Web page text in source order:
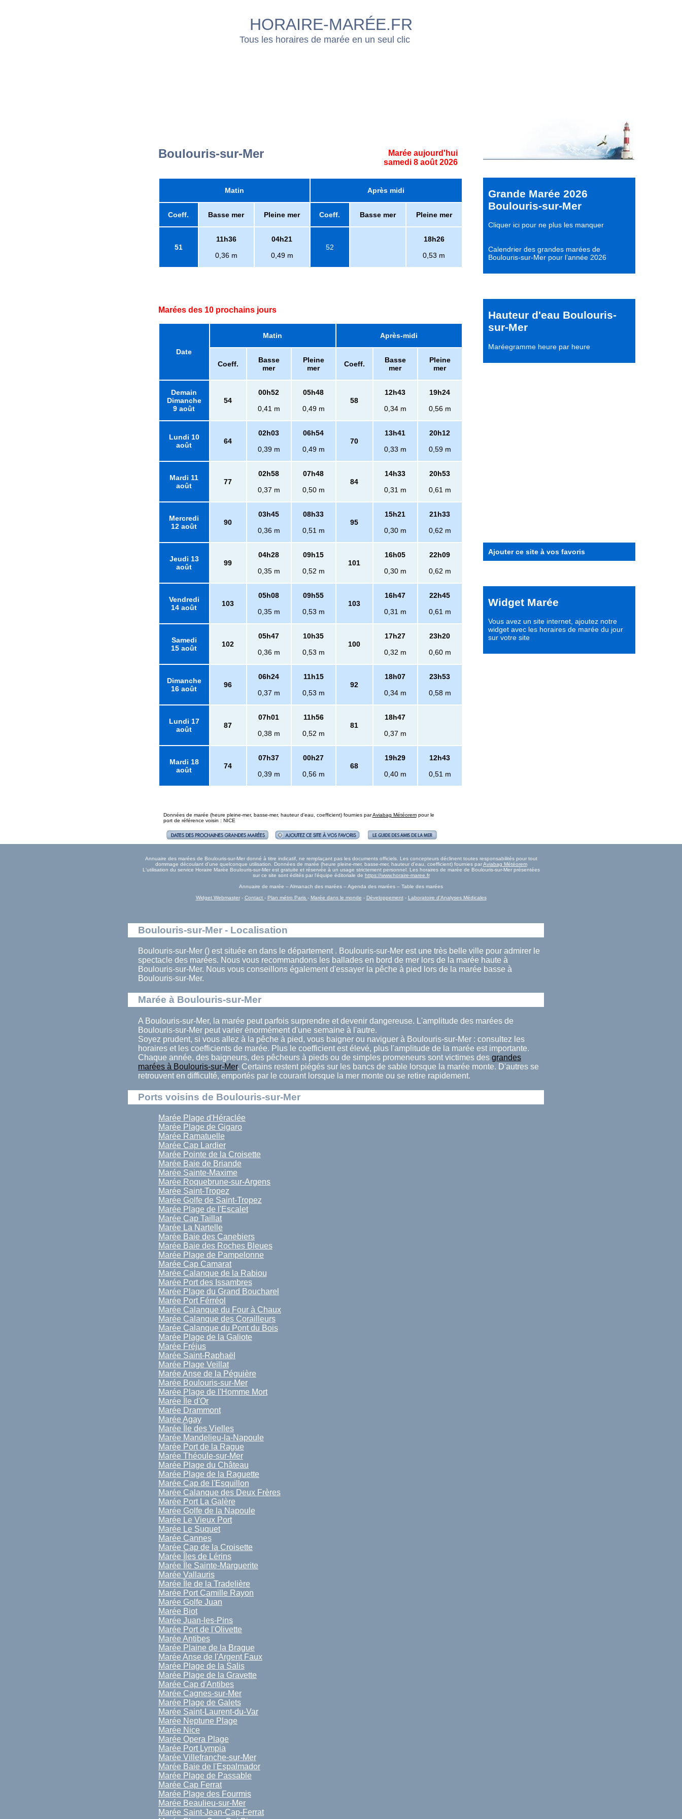
HORAIRE-MARÉE.FR
Tous les horaires de marée en un seul clic
Boulouris-sur-Mer
Marée aujourd'hui
samedi 8 août 2026
Matin Après midi
Coeff. Basse mer Pleine mer Coeff. Basse mer Pleine mer
51
11h36
0,36 m
04h21
0,49 m
52
18h26
0,53 m
Marées des 10 prochains jours
Date
Matin Après-midi
Coeff.
Basse
mer
Pleine
mer
Coeff.
Basse
mer
Pleine
mer
Demain
Dimanche
9 août
54
00h52
0,41 m
05h48
0,49 m
58
12h43
0,34 m
19h24
0,56 m
Lundi 10
août
64
02h03
0,39 m
06h54
0,49 m
70
13h41
0,33 m
20h12
0,59 m
Mardi 11
août
77
02h58
0,37 m
07h48
0,50 m
84
14h33
0,31 m
20h53
0,61 m
Mercredi
12 août
90
03h45
0,36 m
08h33
0,51 m
95
15h21
0,30 m
21h33
0,62 m
Jeudi 13
août
99
04h28
0,35 m
09h15
0,52 m
101
16h05
0,30 m
22h09
0,62 m
Vendredi
14 août
103
05h08
0,35 m
09h55
0,53 m
103
16h47
0,31 m
22h45
0,61 m
Samedi
15 août
102
05h47
0,36 m
10h35
0,53 m
100
17h27
0,32 m
23h20
0,60 m
Dimanche
16 août
96
06h24
0,37 m
11h15
0,53 m
92
18h07
0,34 m
23h53
0,58 m
Lundi 17
août
87
07h01
0,38 m
11h56
0,52 m
81
18h47
0,37 m
Mardi 18
août
74
07h37
0,39 m
00h27
0,56 m
68
19h29
0,40 m
12h43
0,51 m
Données de marée (heure pleine-mer, basse-mer, hauteur d'eau, coefficient) fournies parAviabag Météorempour le
port de référence voisin : NICE
Grande Marée 2026
Boulouris-sur-Mer
Cliquer ici pour ne plus les manquer
Calendrier des grandes marées de
Boulouris-sur-Mer pour l’année 2026
Hauteur d'eau Boulouris-
sur-Mer
Maréegramme heure par heure
Ajouter ce site à vos favoris
Widget Marée
Vous avez un site internet, ajoutez notre
widget avec les horaires de marée du jour
sur votre site
Annuaire des marées de Boulouris-sur-Mer donné à titre indicatif, ne remplaçant pas les documents officiels. Les concepteurs déclinent toutes responsabilités pour tout
dommage découlant d'une quelconque utilisation. Données de marée (heure pleine-mer, basse-mer, hauteur d'eau, coefficient) fournies parAviabag Météorem
L'utilisation du service Horaire Marée Boulouris-sur-Mer est gratuite et réservée à un usage strictement personnel. Les horaires de marée de Boulouris-sur-Mer présentées
sur ce site sont édités par l'équipe éditoriale de https://www.horaire-maree.fr
Annuaire de marée – Almanach des marées – Agenda des marées – Table des marées
Widget Webmaster- Contact - Plan métro Paris - Marée dans le monde - Développement- Laboratoire d'Analyses Médicales
Boulouris-sur-Mer - Localisation
Boulouris-sur-Mer () est située en dans le département . Boulouris-sur-Mer est une très belle ville pour admirer le
spectacle des marées. Nous vous recommandons les ballades en bord de mer lors de la marée haute à
Boulouris-sur-Mer. Nous vous conseillons également d'essayer la pêche à pied lors de la marée basse à
Boulouris-sur-Mer.
Marée à Boulouris-sur-Mer
A Boulouris-sur-Mer, la marée peut parfois surprendre et devenir dangereuse. L'amplitude des marées de
Boulouris-sur-Mer peut varier énormément d'une semaine à l'autre.
Soyez prudent, si vous allez à la pêche à pied, vous baigner ou naviguer à Boulouris-sur-Mer : consultez les
horaires et les coefficients de marée. Plus le coefficient est élevé, plus l'amplitude de la marée est importante.
Chaque année, des baigneurs, des pêcheurs à pieds ou de simples promeneurs sont victimes des grandes
marées à Boulouris-sur-Mer. Certains restent piégés sur les bancs de sable lorsque la marée monte. D'autres se
retrouvent en difficulté, emportés par le courant lorsque la mer monte ou se retire rapidement.
Ports voisins de Boulouris-sur-Mer
Marée Plage d'Héraclée
Marée Plage de Gigaro
Marée Ramatuelle
Marée Cap Lardier
Marée Pointe de la Croisette
Marée Baie de Briande
Marée Sainte-Maxime
Marée Roquebrune-sur-Argens
Marée Saint-Tropez
Marée Golfe de Saint-Tropez
Marée Plage de l'Escalet
Marée Cap Taillat
Marée La Nartelle
Marée Baie des Canebiers
Marée Baie des Roches Bleues
Marée Plage de Pampelonne
Marée Cap Camarat
Marée Calanque de la Rabiou
Marée Port des Issambres
Marée Plage du Grand Boucharel
Marée Port Férréol
Marée Calanque du Four à Chaux
Marée Calanque des Corailleurs
Marée Calanque du Pont du Bois
Marée Plage de la Galiote
Marée Fréjus
Marée Saint-Raphaël
Marée Plage Veillat
Marée Anse de la Péguière
Marée Boulouris-sur-Mer
Marée Plage de l'Homme Mort
Marée Île d'Or
Marée Drammont
Marée Agay
Marée Île des Vielles
Marée Mandelieu-la-Napoule
Marée Port de la Rague
Marée Théoule-sur-Mer
Marée Plage du Château
Marée Plage de la Raguette
Marée Cap de l'Esquillon
Marée Calanque des Deux Frères
Marée Port La Galère
Marée Golfe de la Napoule
Marée Le Vieux Port
Marée Le Suquet
Marée Cannes
Marée Cap de la Croisette
Marée Îles de Lérins
Marée Île Sainte-Marguerite
Marée Vallauris
Marée Île de la Tradelière
Marée Port Camille Rayon
Marée Golfe Juan
Marée Biot
Marée Juan-les-Pins
Marée Port de l'Olivette
Marée Antibes
Marée Plaine de la Brague
Marée Anse de l'Argent Faux
Marée Plage de la Salis
Marée Plage de la Gravette
Marée Cap d'Antibes
Marée Cagnes-sur-Mer
Marée Plage de Galets
Marée Saint-Laurent-du-Var
Marée Neptune Plage
Marée Nice
Marée Opera Plage
Marée Port Lympia
Marée Villefranche-sur-Mer
Marée Baie de l'Espalmador
Marée Plage de Passable
Marée Cap Ferrat
Marée Plage des Fourmis
Marée Beaulieu-sur-Mer
Marée Saint-Jean-Cap-Ferrat